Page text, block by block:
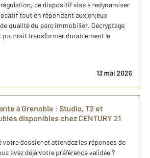
ce dispositif vise à redynamiser
tout en répondant aux enjeux
qualité du parc immobilier. Décryptage
pourrait transformer durablement le
13 mai 2026
à Grenoble : Studio, T2 et
disponibles chez CENTURY 21
votre dossier et attendez les réponses de
avez déjà votre préférence validée ?